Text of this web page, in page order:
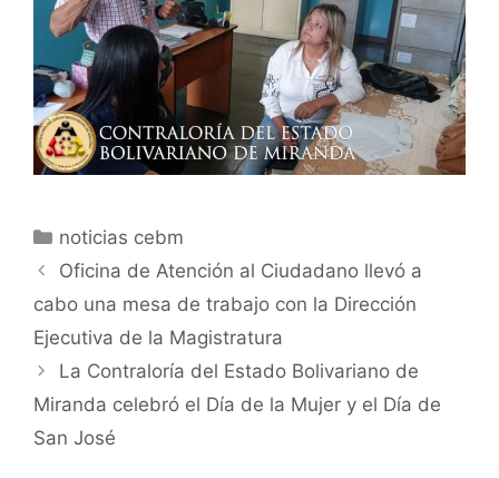
noticias cebm
Oficina de Atención al Ciudadano llevó a
cabo una mesa de trabajo con la Dirección
Ejecutiva de la Magistratura
La Contraloría del Estado Bolivariano de
Miranda celebró el Día de la Mujer y el Día de
San José